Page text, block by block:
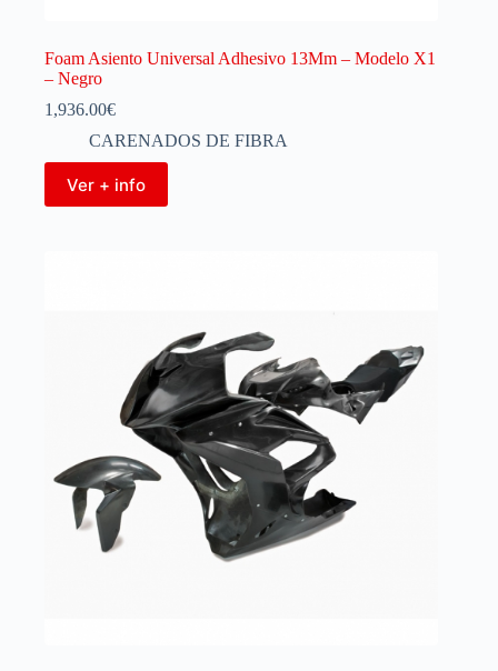
Foam Asiento Universal Adhesivo 13Mm – Modelo X1
– Negro
1,936.00€
CARENADOS DE FIBRA
Ver + info